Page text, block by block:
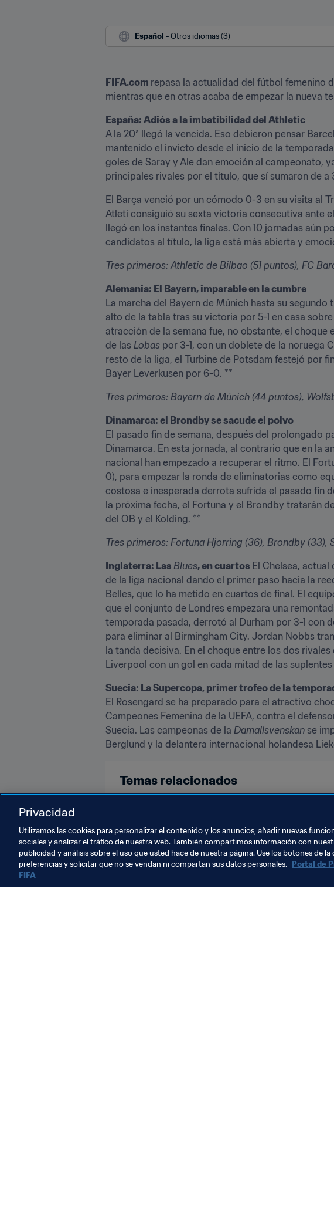
Español - Otros idiomas (3)
FIFA.com repasa la actualidad del fútbol femenino
mientras que en otras acaba de empezar la nueva
España: Adiós a la imbatibilidad del Athletic
A la 20ª llegó la vencida. Eso debieron pensar
mantenido el invicto desde el inicio de la
goles de Saray y Ale dan emoción al campeonato,
principales rivales por el título, que sí sumaron de a
El Barça venció por un cómodo 0-3 en su visita al
Atleti consiguió su sexta victoria consecutiva ante
llegó en los instantes finales. Con 10 jornadas aún
candidatos al título, la liga está más abierta y
Tres primeros: Athletic de Bilbao (51 puntos), FC
Alemania: El Bayern, imparable en la cumbre
La marcha del Bayern de Múnich hasta su
alto de la tabla tras su victoria por 5-1 en casa
atracción de la semana fue, no obstante, el choque
de las Lobas por 3-1, con un doblete de la noruega
resto de la liga, el Turbine de Potsdam festejó por
Bayer Leverkusen por 6-0. **
Tres primeros: Bayern de Múnich (44 puntos),
Dinamarca: el Brondby se sacude el polvo
El pasado fin de semana, después del prolongado
Dinamarca. En esta jornada, al contrario que en la
nacional han empezado a recuperar el ritmo. El
0), para empezar la ronda de eliminatorias como
costosa e inesperada derrota sufrida el pasado fin
la próxima fecha, el Fortuna y el Brondby tratarán
del OB y el Kolding. **
Tres primeros: Fortuna Hjorring (36), Brondby (33),
Inglaterra: Las Blues, en cuartos El Chelsea,
de la liga nacional dando el primer paso hacia la
Belles, que lo ha metido en cuartos de final. El
que el conjunto de Londres empezara una
temporada pasada, derrotó al Durham por 3-1 con
para eliminar al Birmingham City. Jordan Nobbs
la tanda decisiva. En el choque entre los dos
Liverpool con un gol en cada mitad de las
Suecia: La Supercopa, primer trofeo de la
El Rosengard se ha preparado para el atractivo
Campeones Femenina de la UEFA, contra el
Suecia. Las campeonas de la Damallsvenskan se
Berglund y la delantera internacional holandesa
Temas relacionados
Privacidad
Utilizamos las cookies para personalizar el contenido y los anuncios, añadir nuevas
sociales y analizar el tráfico de nuestra web. También compartimos información con
publicidad y análisis sobre el uso que usted hace de nuestra página. Use los botones de
preferencias y solicitar que no se vendan ni compartan sus datos personales. Portal de
FIFA